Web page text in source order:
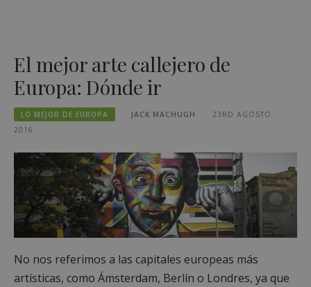
El mejor arte callejero de
Europa: Dónde ir
LO MEJOR DE EUROPA JACK MACHUGH
23RD AGOSTO
2016
No nos referimos a las capitales europeas más
artísticas, como Ámsterdam, Berlín o Londres, ya que